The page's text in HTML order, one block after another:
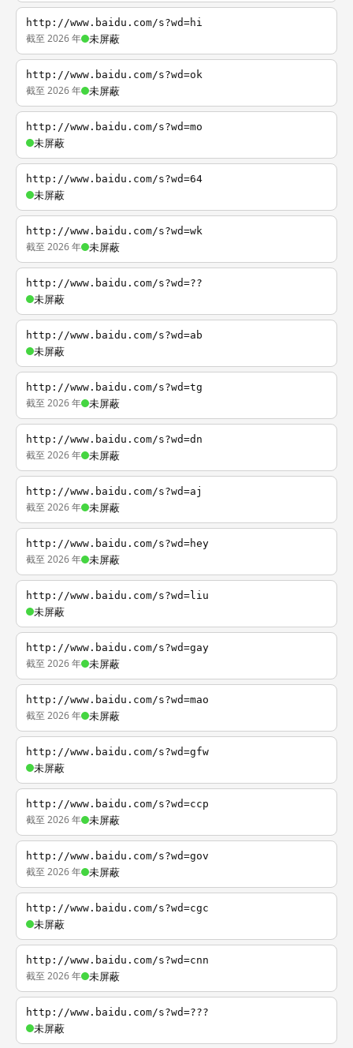
http://www.baidu.com/s?wd=hi
截至 2026 年 未屏蔽
http://www.baidu.com/s?wd=ok
截至 2026 年 未屏蔽
http://www.baidu.com/s?wd=mo
未屏蔽
http://www.baidu.com/s?wd=64
未屏蔽
http://www.baidu.com/s?wd=wk
截至 2026 年 未屏蔽
http://www.baidu.com/s?wd=??
未屏蔽
http://www.baidu.com/s?wd=ab
未屏蔽
http://www.baidu.com/s?wd=tg
截至 2026 年 未屏蔽
http://www.baidu.com/s?wd=dn
截至 2026 年 未屏蔽
http://www.baidu.com/s?wd=aj
截至 2026 年 未屏蔽
http://www.baidu.com/s?wd=hey
截至 2026 年 未屏蔽
http://www.baidu.com/s?wd=liu
未屏蔽
http://www.baidu.com/s?wd=gay
截至 2026 年 未屏蔽
http://www.baidu.com/s?wd=mao
截至 2026 年 未屏蔽
http://www.baidu.com/s?wd=gfw
未屏蔽
http://www.baidu.com/s?wd=ccp
截至 2026 年 未屏蔽
http://www.baidu.com/s?wd=gov
截至 2026 年 未屏蔽
http://www.baidu.com/s?wd=cgc
未屏蔽
http://www.baidu.com/s?wd=cnn
截至 2026 年 未屏蔽
http://www.baidu.com/s?wd=???
未屏蔽